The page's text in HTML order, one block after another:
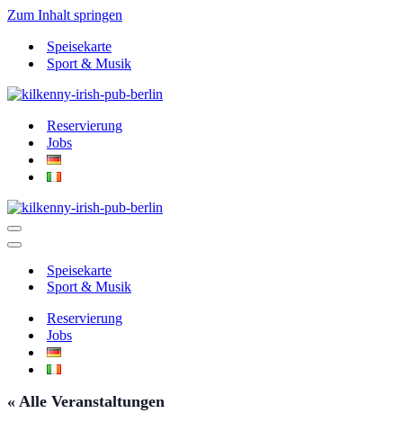
Zum Inhalt springen
Speisekarte
Sport & Musik
Reservierung
Jobs
Navigationsmenü
Navigationsmenü
Speisekarte
Sport & Musik
Reservierung
Jobs
« Alle Veranstaltungen